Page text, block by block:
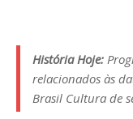
História Hoje:
relacionados às
Brasil Cultura de